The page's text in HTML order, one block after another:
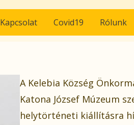
Kapcsolat Covid19 Rólunk
A Kelebia Község
Katona József Múzeum
helytörténeti kiállításra